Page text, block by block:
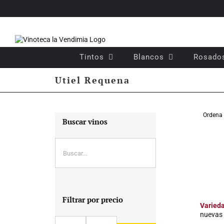
Tintos Blancos
Utiel Requena
Buscar vinos
Filtrar por precio